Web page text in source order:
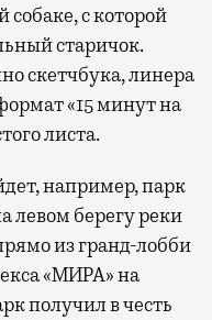
собаке, с которой
старичок.
скетчбука, линера
«15 минут на
листа.
например, парк
левом берегу реки
из гранд-лобби
«МИРА» на
получил в честь